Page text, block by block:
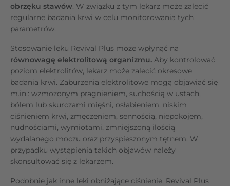
obrzęku stawów. W związku z tym lekarz może zalecić
regularne badania krwi w celu monitorowania tych
parametrów.
Stosowanie leku Revival Plus może wpłynąć na
równowagę elektrolitową organizmu. Aby kontrolować
poziom elektrolitów, lekarz może zalecić okresowe
badania krwi. Zaburzenia elektrolitowe mogą objawiać się
m.in.: wzmożonym pragnieniem, suchością w ustach,
bólem lub skurczami mięśni, osłabieniem, niskim
ciśnieniem krwi, zmęczeniem, sennością, niepokojem,
nudnościami, wymiotami, zmniejszoną ilością
wydalanego moczu oraz przyspieszonym tętnem. W
przypadku wystąpienia takich objawów należy
skonsultować się z lekarzem.
Podobnie jak inne leki obniżające ciśnienie, Revival Plus